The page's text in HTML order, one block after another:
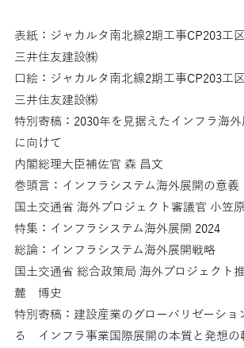
表紙：ジャカルタ南北線2期工事CP203工区
三井住友建設㈱
口絵：ジャカルタ南北線2期工事CP203工区
三井住友建設㈱
特別寄稿：2030年を見据えたインフラ海
に向けて
内閣総理大臣補佐官 森 昌文
巻頭言：インフラシステム海外展開の意義
国土交通省 海外プロジェクト審議官 小笠
特集：インフラシステム海外展開 2024
総論：インフラシステム海外展開戦略
国土交通省 総合政策局 海外プロジェクト
麓 博史
特別寄稿：建設産業のグローバリゼーショ
る インフラ事業国際展開の本質と発想の